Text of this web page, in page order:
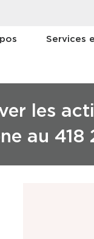
Services
les
au 418